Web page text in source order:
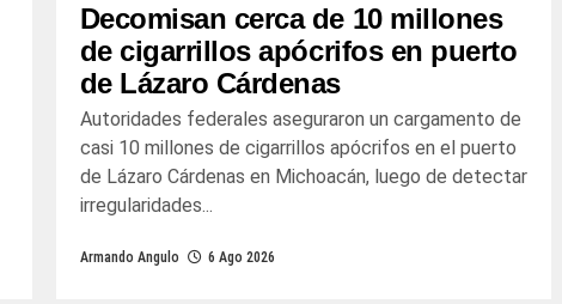
Decomisan cerca de 10 millones
de cigarrillos apócrifos en puerto
de Lázaro Cárdenas
Autoridades federales aseguraron un cargamento de
casi 10 millones de cigarrillos apócrifos en el puerto
de Lázaro Cárdenas en Michoacán, luego de detectar
irregularidades...
Armando Angulo 6 Ago 2026